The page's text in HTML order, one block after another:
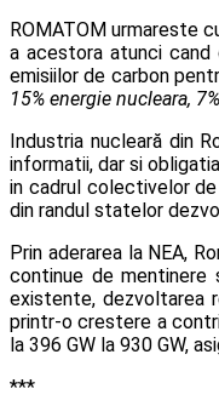
ROMATOM urmareste
a acestora atunci cand
emisiilor de carbon
15% energie nucleara,
Industria nucleară din
informatii, dar si
in cadrul colectivelor
din randul statelor
Prin aderarea la NEA,
continue de mentinere
existente, dezvoltarea
printr-o crestere a
la 396 GW la 930 GW,
***